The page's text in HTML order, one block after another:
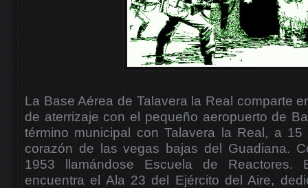
La Base Aérea de Talavera la Real comparte
de aterrizaje con el pequeño aeropuerto de
término municipal con Talavera la Real, a
corazón de las vegas bajas del Guadiana.
1953 llamándose Escuela de
encuentra el Ala 23 del Ejército del Aire,